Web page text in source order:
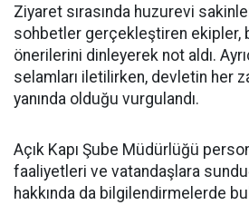
Ziyaret sırasında huzurevi
sohbetler gerçekleştiren ekipler,
önerilerini dinleyerek not aldı.
selamları iletilirken, devletin her
yanında olduğu vurgulandı.
Açık Kapı Şube Müdürlüğü
faaliyetleri ve vatandaşlara
hakkında da bilgilendirmelerde